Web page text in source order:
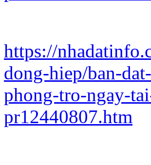
https://
dong-hiep/ban-
phong-tro-ngay-
pr12440807.htm